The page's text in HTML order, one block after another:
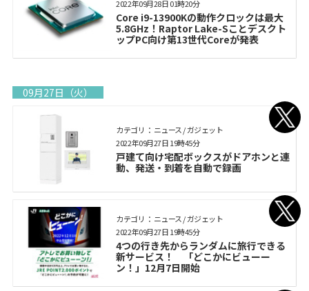
Core i9-13900Kの動作クロックは最大
5.8GHz！Raptor Lake-Sことデスクト
ップPC向け第13世代Coreが発表
2022年09月28日 01時20分
09月27日（火）
カテゴリ： ニュース / ガジェット
戸建て向け宅配ボックスがドアホンと連
動、発送・到着を自動で録画
2022年09月27日 19時45分
カテゴリ： ニュース / ガジェット
4つの行き先からランダムに旅行できる
新サービス！ 「どこかにビューー
ン！」12月7日開始
2022年09月27日 19時45分